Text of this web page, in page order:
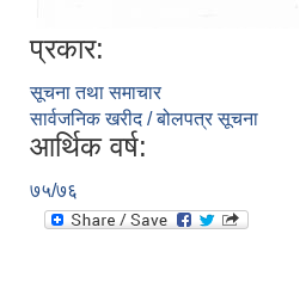
प्रकार:
सूचना तथा समाचार
सार्वजनिक खरीद / बोलपत्र सूचना
आर्थिक वर्ष:
७५/७६